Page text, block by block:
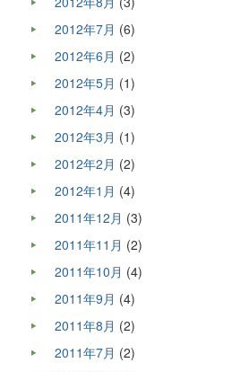
2012年7月 (6)
2012年6月 (2)
2012年5月 (1)
2012年4月 (3)
2012年3月 (1)
2012年2月 (2)
2012年1月 (4)
2011年12月 (3)
2011年11月 (2)
2011年10月 (4)
2011年9月 (4)
2011年8月 (2)
2011年7月 (2)